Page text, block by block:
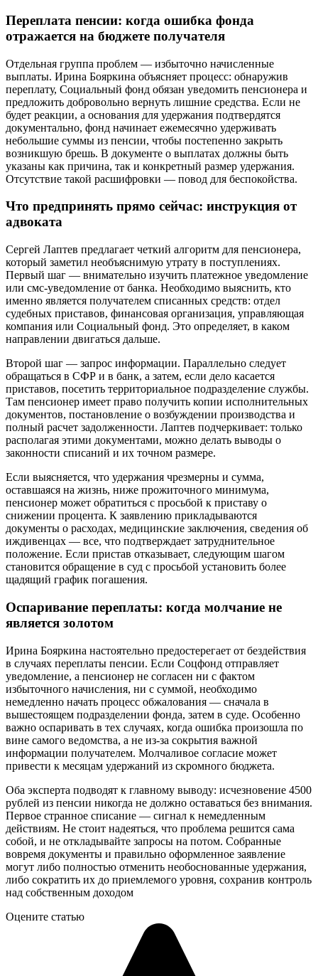
Переплата пенсии: когда ошибка фонда
отражается на бюджете получателя
Отдельная группа проблем — избыточно начисленные
выплаты. Ирина Бояркина объясняет процесс: обнаружив
переплату, Социальный фонд обязан уведомить пенсионера и
предложить добровольно вернуть лишние средства. Если не
будет реакции, а основания для удержания подтвердятся
документально, фонд начинает ежемесячно удерживать
небольшие суммы из пенсии, чтобы постепенно закрыть
возникшую брешь. В документе о выплатах должны быть
указаны как причина, так и конкретный размер удержания.
Отсутствие такой расшифровки — повод для беспокойства.
Что предпринять прямо сейчас: инструкция от
адвоката
Сергей Лаптев предлагает четкий алгоритм для пенсионера,
который заметил необъяснимую утрату в поступлениях.
Первый шаг — внимательно изучить платежное уведомление
или смс-уведомление от банка. Необходимо выяснить, кто
именно является получателем списанных средств: отдел
судебных приставов, финансовая организация, управляющая
компания или Социальный фонд. Это определяет, в каком
направлении двигаться дальше.
Второй шаг — запрос информации. Параллельно следует
обращаться в СФР и в банк, а затем, если дело касается
приставов, посетить территориальное подразделение службы.
Там пенсионер имеет право получить копии исполнительных
документов, постановление о возбуждении производства и
полный расчет задолженности. Лаптев подчеркивает: только
располагая этими документами, можно делать выводы о
законности списаний и их точном размере.
Если выясняется, что удержания чрезмерны и сумма,
оставшаяся на жизнь, ниже прожиточного минимума,
пенсионер может обратиться с просьбой к приставу о
снижении процента. К заявлению прикладываются
документы о расходах, медицинские заключения, сведения об
иждивенцах — все, что подтверждает затруднительное
положение. Если пристав отказывает, следующим шагом
становится обращение в суд с просьбой установить более
щадящий график погашения.
Оспаривание переплаты: когда молчание не
является золотом
Ирина Бояркина настоятельно предостерегает от бездействия
в случаях переплаты пенсии. Если Соцфонд отправляет
уведомление, а пенсионер не согласен ни с фактом
избыточного начисления, ни с суммой, необходимо
немедленно начать процесс обжалования — сначала в
вышестоящем подразделении фонда, затем в суде. Особенно
важно оспаривать в тех случаях, когда ошибка произошла по
вине самого ведомства, а не из-за сокрытия важной
информации получателем. Молчаливое согласие может
привести к месяцам удержаний из скромного бюджета.
Оба эксперта подводят к главному выводу: исчезновение 4500
рублей из пенсии никогда не должно оставаться без внимания.
Первое странное списание — сигнал к немедленным
действиям. Не стоит надеяться, что проблема решится сама
собой, и не откладывайте запросы на потом. Собранные
вовремя документы и правильно оформленное заявление
могут либо полностью отменить необоснованные удержания,
либо сократить их до приемлемого уровня, сохранив контроль
над собственным доходом
Оцените статью